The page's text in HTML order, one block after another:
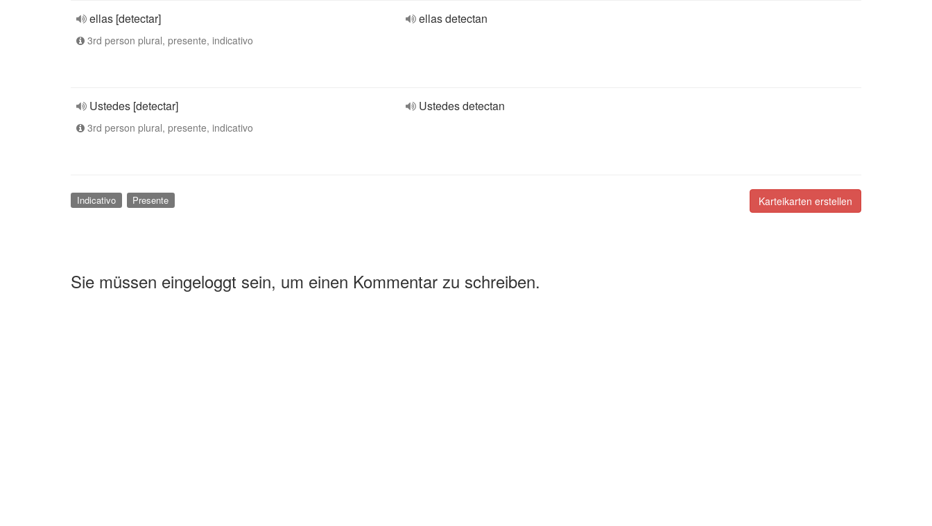
ellas [detectar]
3rd person plural, presente, indicativo
ellas detectan
Ustedes [detectar]
3rd person plural, presente, indicativo
Ustedes detectan
Karteikarten erstellen
Indicativo Presente
Sie müssen eingeloggt sein, um einen Kommentar zu schreiben.